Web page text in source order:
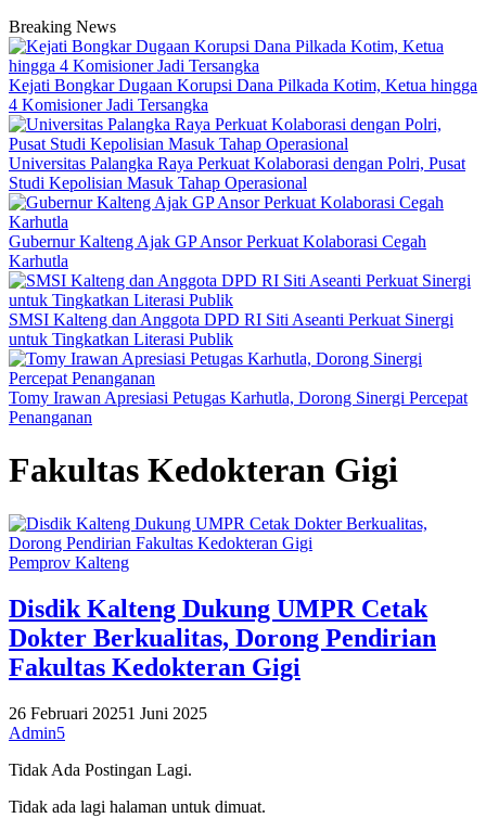
Breaking News
Kejati Bongkar Dugaan Korupsi Dana Pilkada Kotim, Ketua hingga
4 Komisioner Jadi Tersangka
Universitas Palangka Raya Perkuat Kolaborasi dengan Polri, Pusat
Studi Kepolisian Masuk Tahap Operasional
Gubernur Kalteng Ajak GP Ansor Perkuat Kolaborasi Cegah
Karhutla
SMSI Kalteng dan Anggota DPD RI Siti Aseanti Perkuat Sinergi
untuk Tingkatkan Literasi Publik
Tomy Irawan Apresiasi Petugas Karhutla, Dorong Sinergi Percepat
Penanganan
Fakultas Kedokteran Gigi
Pemprov Kalteng
Disdik Kalteng Dukung UMPR Cetak
Dokter Berkualitas, Dorong Pendirian
Fakultas Kedokteran Gigi
26 Februari 20251 Juni 2025
Admin5
Tidak Ada Postingan Lagi.
Tidak ada lagi halaman untuk dimuat.